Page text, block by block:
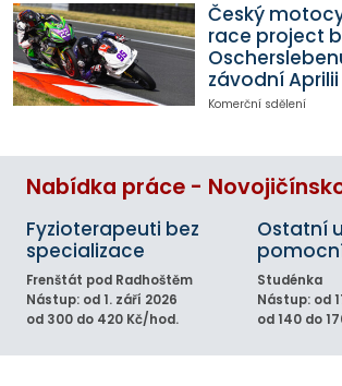
Český
race project
závodní Aprilii
Komerční sdělení
Nabídka práce -
Fyzioterapeuti bez
specializace
Frenštát pod Radhoštěm
Nástup: od 1. září 2026
od 300 do 420 Kč/hod.
Ostatní
Studénka
Nástup: od
od 140 do